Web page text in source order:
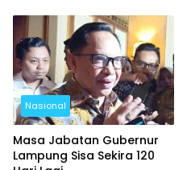
Nasional
Masa Jabatan Gubernur
Lampung Sisa Sekira 120